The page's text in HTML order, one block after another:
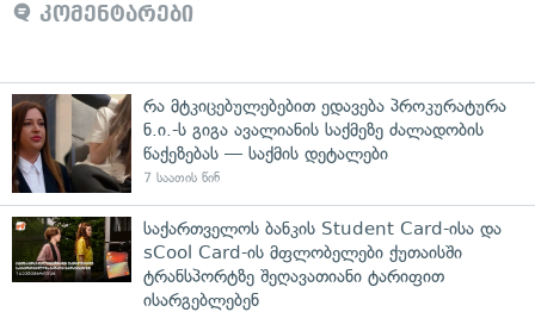
კომენტარები
რა მტკიცებულებებით ედავება პროკურატურა
ნ.ი.-ს გიგა ავალიანის საქმეზე ძალადობის
წაქეზებას — საქმის დეტალები
7 საათის წინ
საქართველოს ბანკის Student Card-ისა და
sCool Card-ის მფლობელები ქუთაისში
ტრანსპორტზე შეღავათიანი ტარიფით
ისარგებლებენ